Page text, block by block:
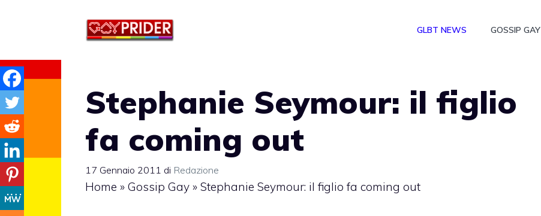
GLBT NEWS GOSSIP GAY
Stephanie Seymour: il figlio
fa coming out
17 Gennaio 2011 di Redazione
Home » Gossip Gay » Stephanie Seymour: il figlio fa coming out